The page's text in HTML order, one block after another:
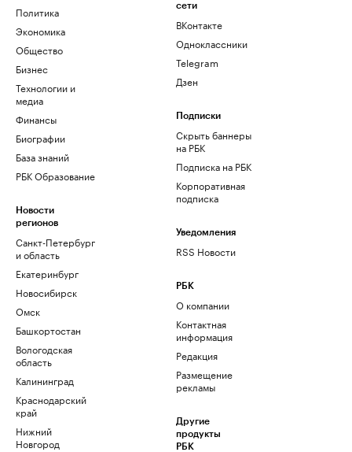
Политика
Экономика
Общество
Бизнес
Технологии и
медиа
Финансы
Биографии
База знаний
РБК Образование
Новости
регионов
Санкт-Петербург
и область
Екатеринбург
Новосибирск
Омск
Башкортостан
Вологодская
область
Калининград
Краснодарский
край
Нижний
Новгород
сети
ВКонтакте
Одноклассники
Telegram
Дзен
Подписки
Скрыть баннеры
на РБК
Подписка на РБК
Корпоративная
подписка
Уведомления
RSS Новости
РБК
О компании
Контактная
информация
Редакция
Размещение
рекламы
Другие
продукты
РБК